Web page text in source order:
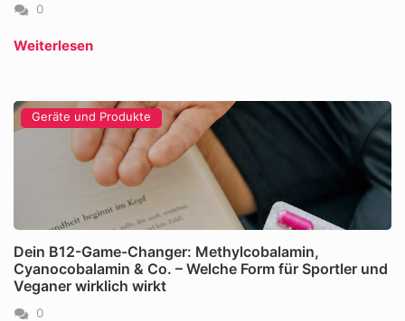
0
Weiterlesen
Geräte und Produkte
Dein B12-Game-Changer: Methylcobalamin,
Cyanocobalamin & Co. – Welche Form für Sportler und
Veganer wirklich wirkt
0